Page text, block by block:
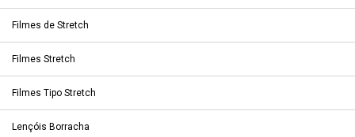
Filmes de Stretch
Filmes Stretch
Filmes Tipo Stretch
Lençóis Borracha